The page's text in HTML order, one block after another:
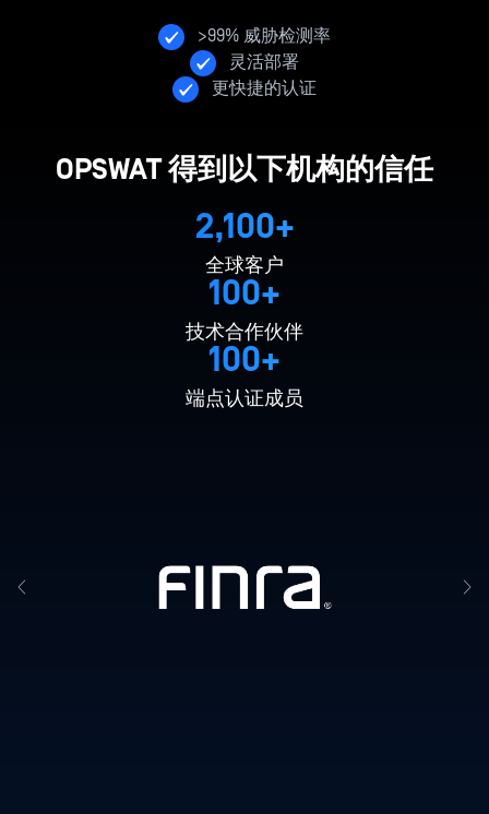
>99% 威胁检测率
灵活部署
更快捷的认证
OPSWAT 得到以下机构的信任
2,100+
全球客户
100+
技术合作伙伴
100+
端点认证成员